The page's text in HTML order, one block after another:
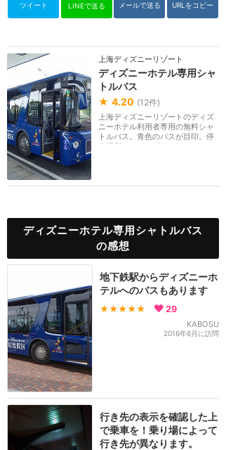
ツイート LINEで送る メールで送る URLをコピー
上海ディズニーリゾート
ディズニーホテル専用シャ
トルバス
★ 4.20 (12件)
上海ディズニーリゾートのディズ
ニーホテル利用者専用の無料シャ
トルバス。青色のバスが目印。停
車場所は、ディズ...
ディズニーホテル専用シャトルバス
の感想
地下鉄駅からディズニーホ
テルへのバスもあります
★★★★★ 29
KABOSU
2016年6月に訪問
行き先の表示を確認した上
で乗車を！乗り場によって
行き先が異なります。